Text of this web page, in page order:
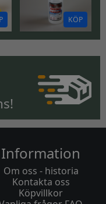
KÖP
Information
Om oss - historia
Kontakta oss
Köpvillkor